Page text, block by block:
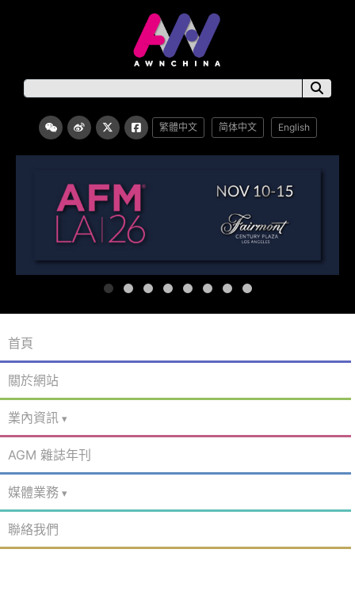
繁體中文 简体中文 English
首頁
關於網站
業內資訊
AGM 雜誌年刊
媒體業務
聯絡我們